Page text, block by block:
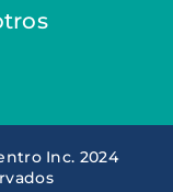
Inc. 2024